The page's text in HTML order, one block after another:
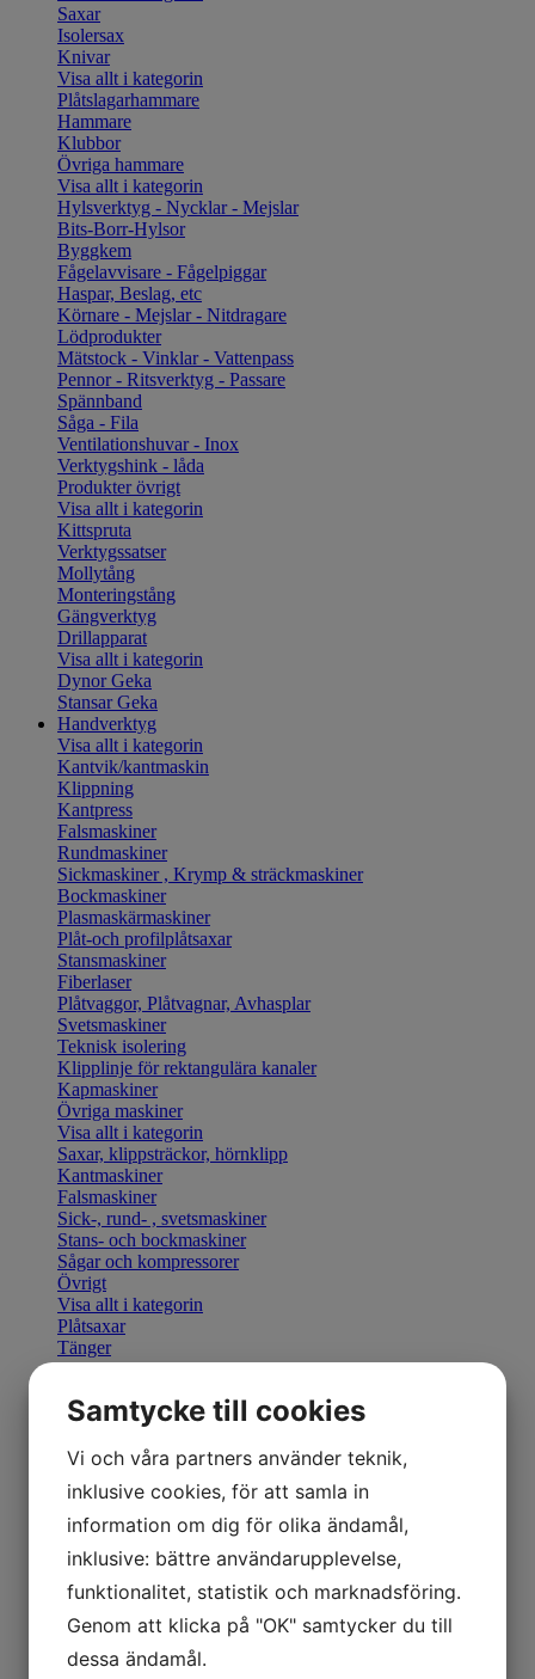
Saxar
Isolersax
Knivar
Visa allt i kategorin
Plåtslagarhammare
Hammare
Klubbor
Övriga hammare
Visa allt i kategorin
Hylsverktyg - Nycklar - Mejslar
Bits-Borr-Hylsor
Byggkem
Fågelavvisare - Fågelpiggar
Haspar, Beslag, etc
Körnare - Mejslar - Nitdragare
Lödprodukter
Mätstock - Vinklar - Vattenpass
Pennor - Ritsverktyg - Passare
Spännband
Såga - Fila
Ventilationshuvar - Inox
Verktygshink - låda
Produkter övrigt
Visa allt i kategorin
Kittspruta
Verktygssatser
Mollytång
Monteringstång
Gängverktyg
Drillapparat
Visa allt i kategorin
Dynor Geka
Stansar Geka
Handverktyg
Visa allt i kategorin
Kantvik/kantmaskin
Klippning
Kantpress
Falsmaskiner
Rundmaskiner
Sickmaskiner , Krymp & sträckmaskiner
Bockmaskiner
Plasmaskärmaskiner
Plåt-och profilplåtsaxar
Stansmaskiner
Fiberlaser
Plåtvaggor, Plåtvagnar, Avhasplar
Svetsmaskiner
Teknisk isolering
Klipplinje för rektangulära kanaler
Kapmaskiner
Övriga maskiner
Visa allt i kategorin
Saxar, klippsträckor, hörnklipp
Kantmaskiner
Falsmaskiner
Sick-, rund- , svetsmaskiner
Stans- och bockmaskiner
Sågar och kompressorer
Övrigt
Visa allt i kategorin
Plåtsaxar
Tänger
Bocka & Forma
Elhandverktyg
Saxar & Knivar
Hammare & klubbor
Övriga produkter
Övriga verktyg
Visa allt i kategorin
Visa allt i kategorin
Manuella kantmaskiner
Motordrivna kantmaskiner
Retrofit U-Bend styrning
Visa allt i kategorin
Hydraulisk Gradsax
Samtycke till cookies
Vi och våra partners använder teknik,
inklusive cookies, för att samla in
information om dig för olika ändamål,
inklusive: bättre användarupplevelse,
funktionalitet, statistik och marknadsföring.
Genom att klicka på "OK" samtycker du till
dessa ändamål.